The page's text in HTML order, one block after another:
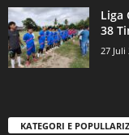
Liga
38
27 Juli
KATEGORI E